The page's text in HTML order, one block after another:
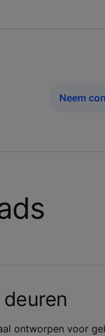
Neem
ontworpen voor